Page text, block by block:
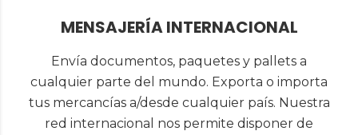
MENSAJERÍA INTERNACIONAL
Envía documentos, paquetes y pallets a
cualquier parte del mundo. Exporta o importa
tus mercancías a/desde cualquier país. Nuestra
red internacional nos permite disponer de